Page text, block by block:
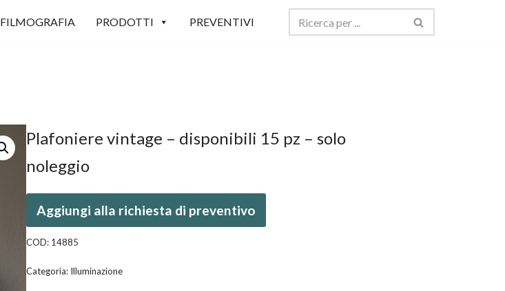
FILMOGRAFIA PRODOTTI PREVENTIVI
Plafoniere vintage – disponibili 15 pz – solo
noleggio
Aggiungi alla richiesta di preventivo
COD: 14885
Categoria: Illuminazione